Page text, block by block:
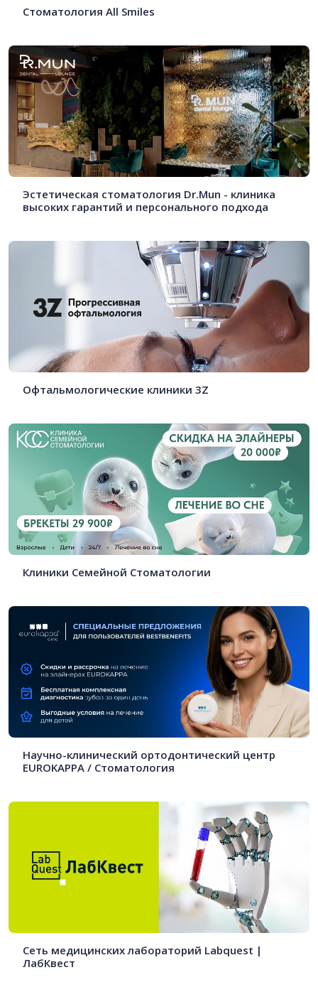
Стоматология All Smiles
Эстетическая стоматология Dr.Mun - клиника
высоких гарантий и персонального подхода
Офтальмологические клиники 3Z
Клиники Семейной Стоматологии
Научно-клинический ортодонтический центр
EUROKAPPA / Стоматология
Сеть медицинских лабораторий Labquest |
ЛабКвест